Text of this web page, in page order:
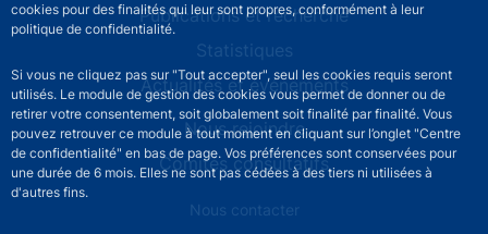
cookies pour des finalités qui leur sont propres, conformément à leur
politique de confidentialité.
Si vous ne cliquez pas sur "Tout accepter", seul les cookies requis seront
utilisés. Le module de gestion des cookies vous permet de donner ou de
retirer votre consentement, soit globalement soit finalité par finalité. Vous
pouvez retrouver ce module à tout moment en cliquant sur l’onglet "Centre
de confidentialité" en bas de page. Vos préférences sont conservées pour
une durée de 6 mois. Elles ne sont pas cédées à des tiers ni utilisées à
d'autres fins.
Publications et recherche
Statistiques
Actualités et événements
Nous rejoindre
Comités consultatifs
Footer secondary menuNous contacter